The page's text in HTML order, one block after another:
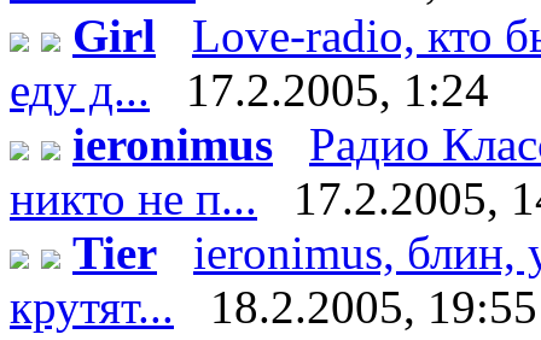
Girl
Love-radio, кто
еду д...
17.2.2005, 1:24
ieronimus
Радио
никто не п...
17.2.2005,
Tier
ieronimus, блин,
крутят...
18.2.2005, 19:55